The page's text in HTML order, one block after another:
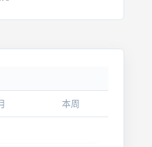
本周